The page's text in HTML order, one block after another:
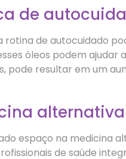
de
rotina de autocuidado
óleos podem
pode resultar em um
alternativa
espaço na
de saúde